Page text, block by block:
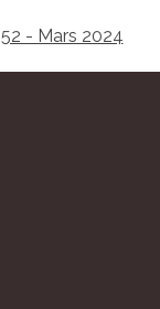
- Mars 2024